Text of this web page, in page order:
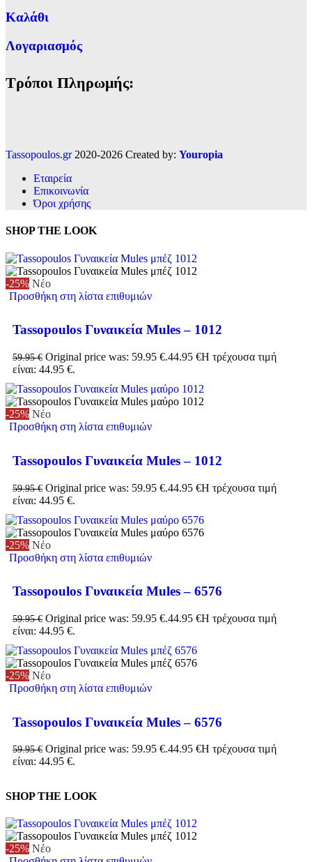
Καλάθι
Λογαριασμός
Τρόποι Πληρωμής:
Tassopoulos.gr2020-2026 Created by: Youropia
Εταιρεία
Επικοινωνία
Όροι χρήσης
SHOP THE LOOK
-25% Νέο
Προσθήκη στη λίστα επιθυμιών
Tassopoulos Γυναικεία Mules – 1012
59.95€ Original price was: 59.95 €.44.95 €Η τρέχουσα τιμή
είναι: 44.95 €.
-25% Νέο
Προσθήκη στη λίστα επιθυμιών
Tassopoulos Γυναικεία Mules – 1012
59.95€ Original price was: 59.95 €.44.95 €Η τρέχουσα τιμή
είναι: 44.95 €.
-25% Νέο
Προσθήκη στη λίστα επιθυμιών
Tassopoulos Γυναικεία Mules – 6576
59.95€ Original price was: 59.95 €.44.95 €Η τρέχουσα τιμή
είναι: 44.95 €.
-25% Νέο
Προσθήκη στη λίστα επιθυμιών
Tassopoulos Γυναικεία Mules – 6576
59.95€ Original price was: 59.95 €.44.95 €Η τρέχουσα τιμή
είναι: 44.95 €.
SHOP THE LOOK
-25% Νέο